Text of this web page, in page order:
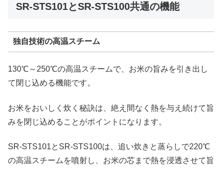
SR-STS101とSR-STS100共通の機能
独自技術の高温スチーム
130℃～250℃の高温スチームで、お米の旨みを引き出し
て閉じ込める機能です。
お米をおいしく炊く秘訣は、絶え間なく熱を与え続けて旨
みを閉じ込めることがポイントになります。
SR-STS101とSR-STS100は、追い炊きと蒸らしで220℃
の高温スチームを噴射し、お米の芯まで熱を浸透させて旨